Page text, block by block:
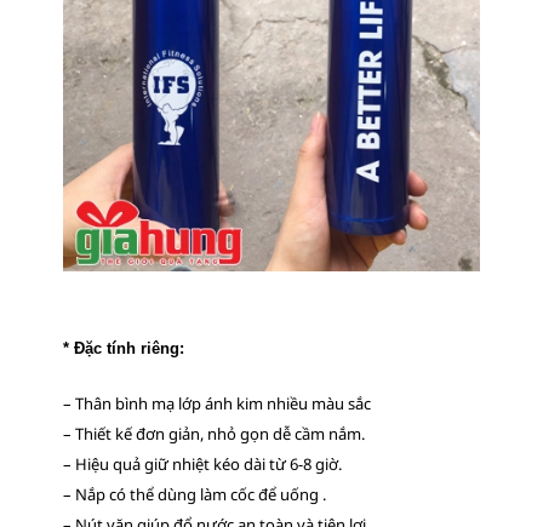
* Đặc tính riêng:
– Thân bình mạ lớp ánh kim nhiều màu sắc
– Thiết kế đơn giản, nhỏ gọn dễ cầm nắm.
– Hiệu quả giữ nhiệt kéo dài từ 6-8 giờ.
– Nắp có thể dùng làm cốc để uống .